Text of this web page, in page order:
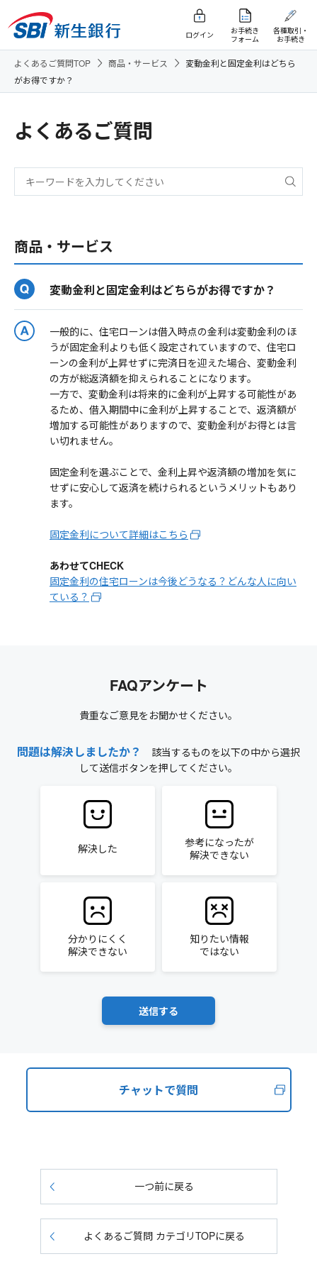
ログイン
お手続き
フォーム
各種取引・
お手続き
よくあるご質問TOP 商品・サービス
変動金利と固定金利はどちら
がお得ですか？
よくあるご質問
商品・サービス
変動金利と固定金利はどちらがお得ですか？
一般的に、住宅ローンは借入時点の金利は変動金利のほ
うが固定金利よりも低く設定されていますので、住宅ロ
ーンの金利が上昇せずに完済日を迎えた場合、変動金利
の方が総返済額を抑えられることになります。
一方で、変動金利は将来的に金利が上昇する可能性があ
るため、借入期間中に金利が上昇することで、返済額が
増加する可能性がありますので、変動金利がお得とは言
い切れません。
固定金利を選ぶことで、金利上昇や返済額の増加を気に
せずに安心して返済を続けられるというメリットもあり
ます。
固定金利について詳細はこちら
あわせてCHECK
固定金利の住宅ローンは今後どうなる？どんな人に向い
ている？
FAQアンケート
貴重なご意見をお聞かせください。
問題は解決しましたか？
該当するものを以下の中から選択
して送信ボタンを押してください。
解決した
参考になったが
解決できない
分かりにくく
解決できない
知りたい情報
ではない
チャットで質問
一つ前に戻る
よくあるご質問 カテゴリTOPに戻る